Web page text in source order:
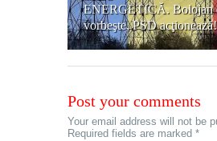
ENERGETICĂ. Bolojan
vorbeşte, PSD acţionează!
Post your comments
Your email address will not be
Required fields are marked *